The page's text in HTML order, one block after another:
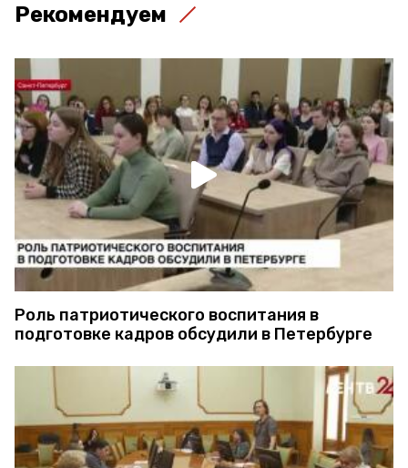
Рекомендуем
Роль патриотического воспитания в
подготовке кадров обсудили в Петербурге